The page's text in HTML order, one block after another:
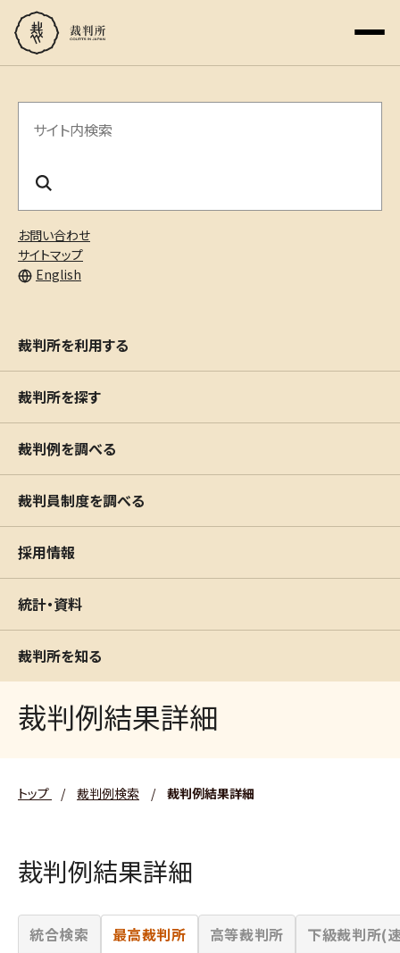
お問い合わせ
サイトマップ
English
サ
内
検
索
裁判所を利用する
裁判所を探す
裁判例を調べる
裁判員制度を調べる
採用情報
統計・資料
裁判所を知る
裁判例結果詳細
トップ / 裁判例検索 / 裁判例結果詳細
裁判例結果詳細
統合検索 最高裁判所 高等裁判所 下級裁判所(